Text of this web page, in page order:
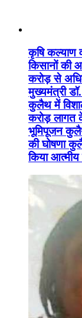
कृषि कल्याण
किसानों की
करोड़ से
मुख्यमंत्री
कुलैथ में
करोड़ लागत
भूमिपूजन
की घोषणा
किया आत्मीय